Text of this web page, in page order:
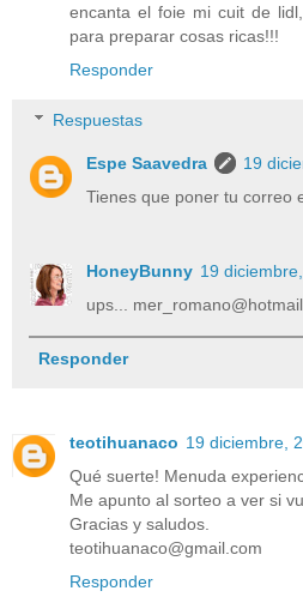
encanta el foie mi cuit de
para preparar cosas ricas!!!
Responder
Respuestas
Espe Saavedra
19
Tienes que poner tu correo
HoneyBunny 19
ups...
Responder
teotihuanaco 19 diciembre,
Qué suerte! Menuda
Me apunto al sorteo a ver si
Gracias y saludos.
teotihuanaco@gmail.com
Responder